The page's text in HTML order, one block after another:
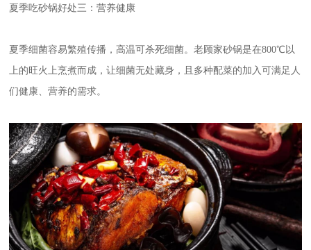
夏季吃砂锅好处三：营养健康
夏季细菌容易繁殖传播，高温可杀死细菌。老顾家砂锅是在800℃以
上的旺火上烹煮而成，让细菌无处藏身，且多种配菜的加入可满足人
们健康、营养的需求。